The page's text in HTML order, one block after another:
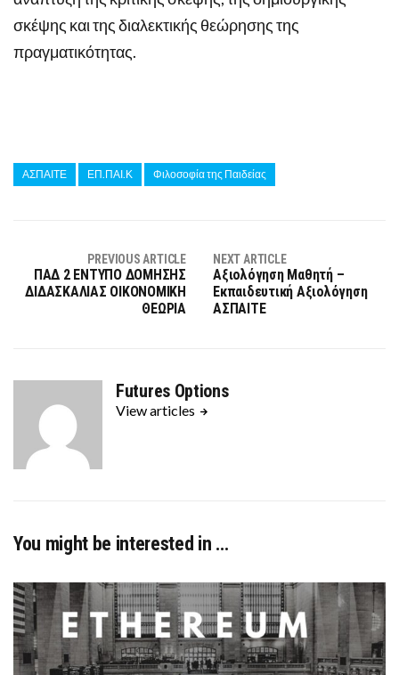
σκέψης και της διαλεκτικής θεώρησης της
πραγματικότητας.
ΑΣΠΑΙΤΕ ΕΠ.ΠΑΙ.Κ Φιλοσοφία της Παιδείας
PREVIOUS ARTICLE
ΠΑΔ 2 ΕΝΤΥΠΟ ΔΟΜΗΣΗΣ
ΔΙΔΑΣΚΑΛΙΑΣ ΟΙΚΟΝΟΜΙΚΗ
ΘΕΩΡΙΑ
NEXT ARTICLE
Αξιολόγηση Μαθητή –
Εκπαιδευτική Αξιολόγηση
ΑΣΠΑΙΤΕ
Futures Options
View articles
You might be interested in …